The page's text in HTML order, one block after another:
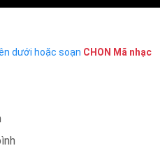
dưới hoặc soạn CHON Mã nhạc